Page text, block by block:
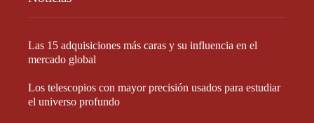
Las 15 adquisiciones más caras y su influencia en el
mercado global
Los telescopios con mayor precisión usados para estudiar
el universo profundo